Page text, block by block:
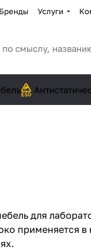
Бренды Услуги
для
применяется в